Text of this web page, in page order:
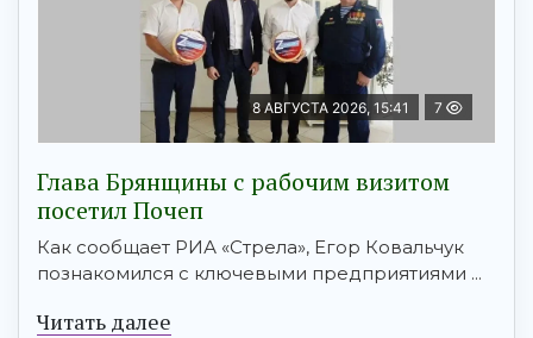
8 АВГУСТА 2026, 15:41 7
Глава Брянщины с рабочим визитом
посетил Почеп
Как сообщает РИА «Стрела», Егор Ковальчук
познакомился с ключевыми предприятиями ...
Читать далее